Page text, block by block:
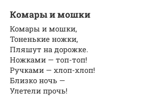
Комары и мошки
Комары и мошки,
Тоненькие ножки,
Пляшут на дорожке.
Ножками — топ-топ!
Ручками — хлоп-хлоп!
Близко ночь —
Улетели прочь!